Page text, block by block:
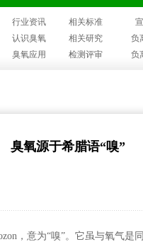
行业资讯 相关标准
认识臭氧 相关研究 负
臭氧应用 检测评审 负
臭氧源于希腊语“嗅”
，意为“嗅”。它虽与氧气是